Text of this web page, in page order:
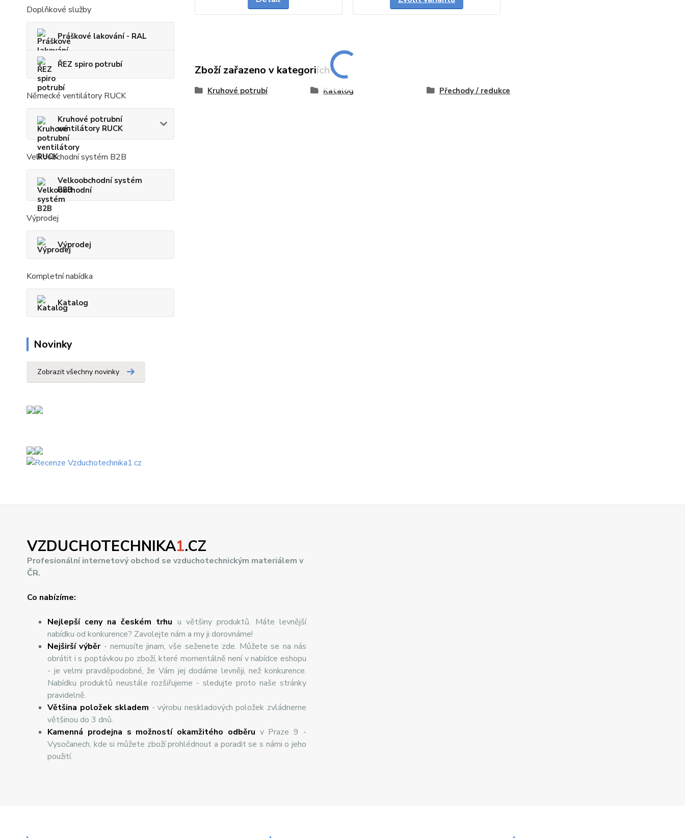
Doplňkové služby
Práškové lakování - RAL
ŘEZ spiro potrubí
Německé ventilátory RUCK
Kruhové potrubní
ventilátory RUCK
Velkoobchodní systém B2B
Velkoobchodní systém
B2B
Výprodej
Výprodej
Kompletní nabídka
Katalog
Novinky
Zobrazit všechny novinky
Zboží zařazeno v kategoriích
Kruhové potrubí Katalog Přechody / redukce
VZDUCHOTECHNIKA1.CZ
Profesionální internetový obchod se vzduchotechnickým materiálem v
ČR.
Co nabízíme:
Nejlepší ceny na českém trhu u většiny produktů. Máte levnější
nabídku od konkurence? Zavolejte nám a my ji dorovnáme!
Nejširšívýběr- nemusíte jinam, vše seženete zde. Můžete se na nás
obrátit i s poptávkou po zboží, které momentálně není v nabídce eshopu
- je velmi pravděpodobné, že Vám jej dodáme levněji, než konkurence.
Nabídku produktů neustále rozšiřujeme - sledujte proto naše stránky
pravidelně.
Většina položek skladem - výrobu neskladových položek zvládneme
většinou do 3 dnů.
Kamenná prodejna s možností okamžitého odběru v Praze 9 -
Vysočanech, kde si můžete zboží prohlédnout a poradit se s námi o jeho
použití.